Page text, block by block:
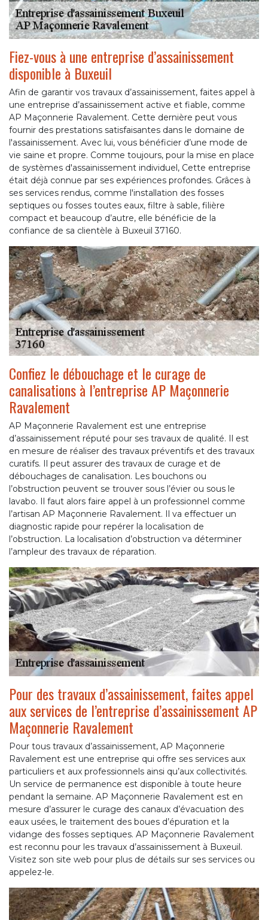
Fiez-vous à une entreprise d’assainissement
disponible à Buxeuil
Afin de garantir vos travaux d’assainissement, faites appel à
une entreprise d’assainissement active et fiable, comme
AP Maçonnerie Ravalement. Cette dernière peut vous
fournir des prestations satisfaisantes dans le domaine de
l'assainissement. Avec lui, vous bénéficier d’une mode de
vie saine et propre. Comme toujours, pour la mise en place
de systèmes d'assainissement individuel, Cette entreprise
était déjà connue par ses expériences profondes. Grâces à
ses services rendus, comme l'installation des fosses
septiques ou fosses toutes eaux, filtre à sable, filière
compact et beaucoup d’autre, elle bénéficie de la
confiance de sa clientèle à Buxeuil 37160.
Confiez le débouchage et le curage de
canalisations à l’entreprise AP Maçonnerie
Ravalement
AP Maçonnerie Ravalement est une entreprise
d’assainissement réputé pour ses travaux de qualité. Il est
en mesure de réaliser des travaux préventifs et des travaux
curatifs. Il peut assurer des travaux de curage et de
débouchages de canalisation. Les bouchons ou
l’obstruction peuvent se trouver sous l’évier ou sous le
lavabo. Il faut alors faire appel à un professionnel comme
l’artisan AP Maçonnerie Ravalement. Il va effectuer un
diagnostic rapide pour repérer la localisation de
l’obstruction. La localisation d’obstruction va déterminer
l’ampleur des travaux de réparation.
Pour des travaux d’assainissement, faites appel
aux services de l’entreprise d’assainissement AP
Maçonnerie Ravalement
Pour tous travaux d’assainissement, AP Maçonnerie
Ravalement est une entreprise qui offre ses services aux
particuliers et aux professionnels ainsi qu’aux collectivités.
Un service de permanence est disponible à toute heure
pendant la semaine. AP Maçonnerie Ravalement est en
mesure d’assurer le curage des canaux d’évacuation des
eaux usées, le traitement des boues d’épuration et la
vidange des fosses septiques. AP Maçonnerie Ravalement
est reconnu pour les travaux d’assainissement à Buxeuil.
Visitez son site web pour plus de détails sur ses services ou
appelez-le.